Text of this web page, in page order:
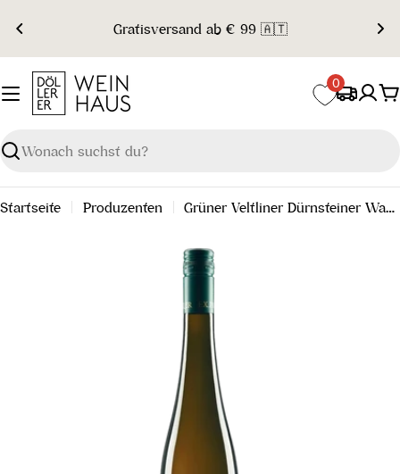
Inhalt
springen
Gratisversand ab € 99 🇦🇹
Suchen
0
Startseite Produzenten Grüner Veltliner Dürnsteiner Wachau DAC 2022